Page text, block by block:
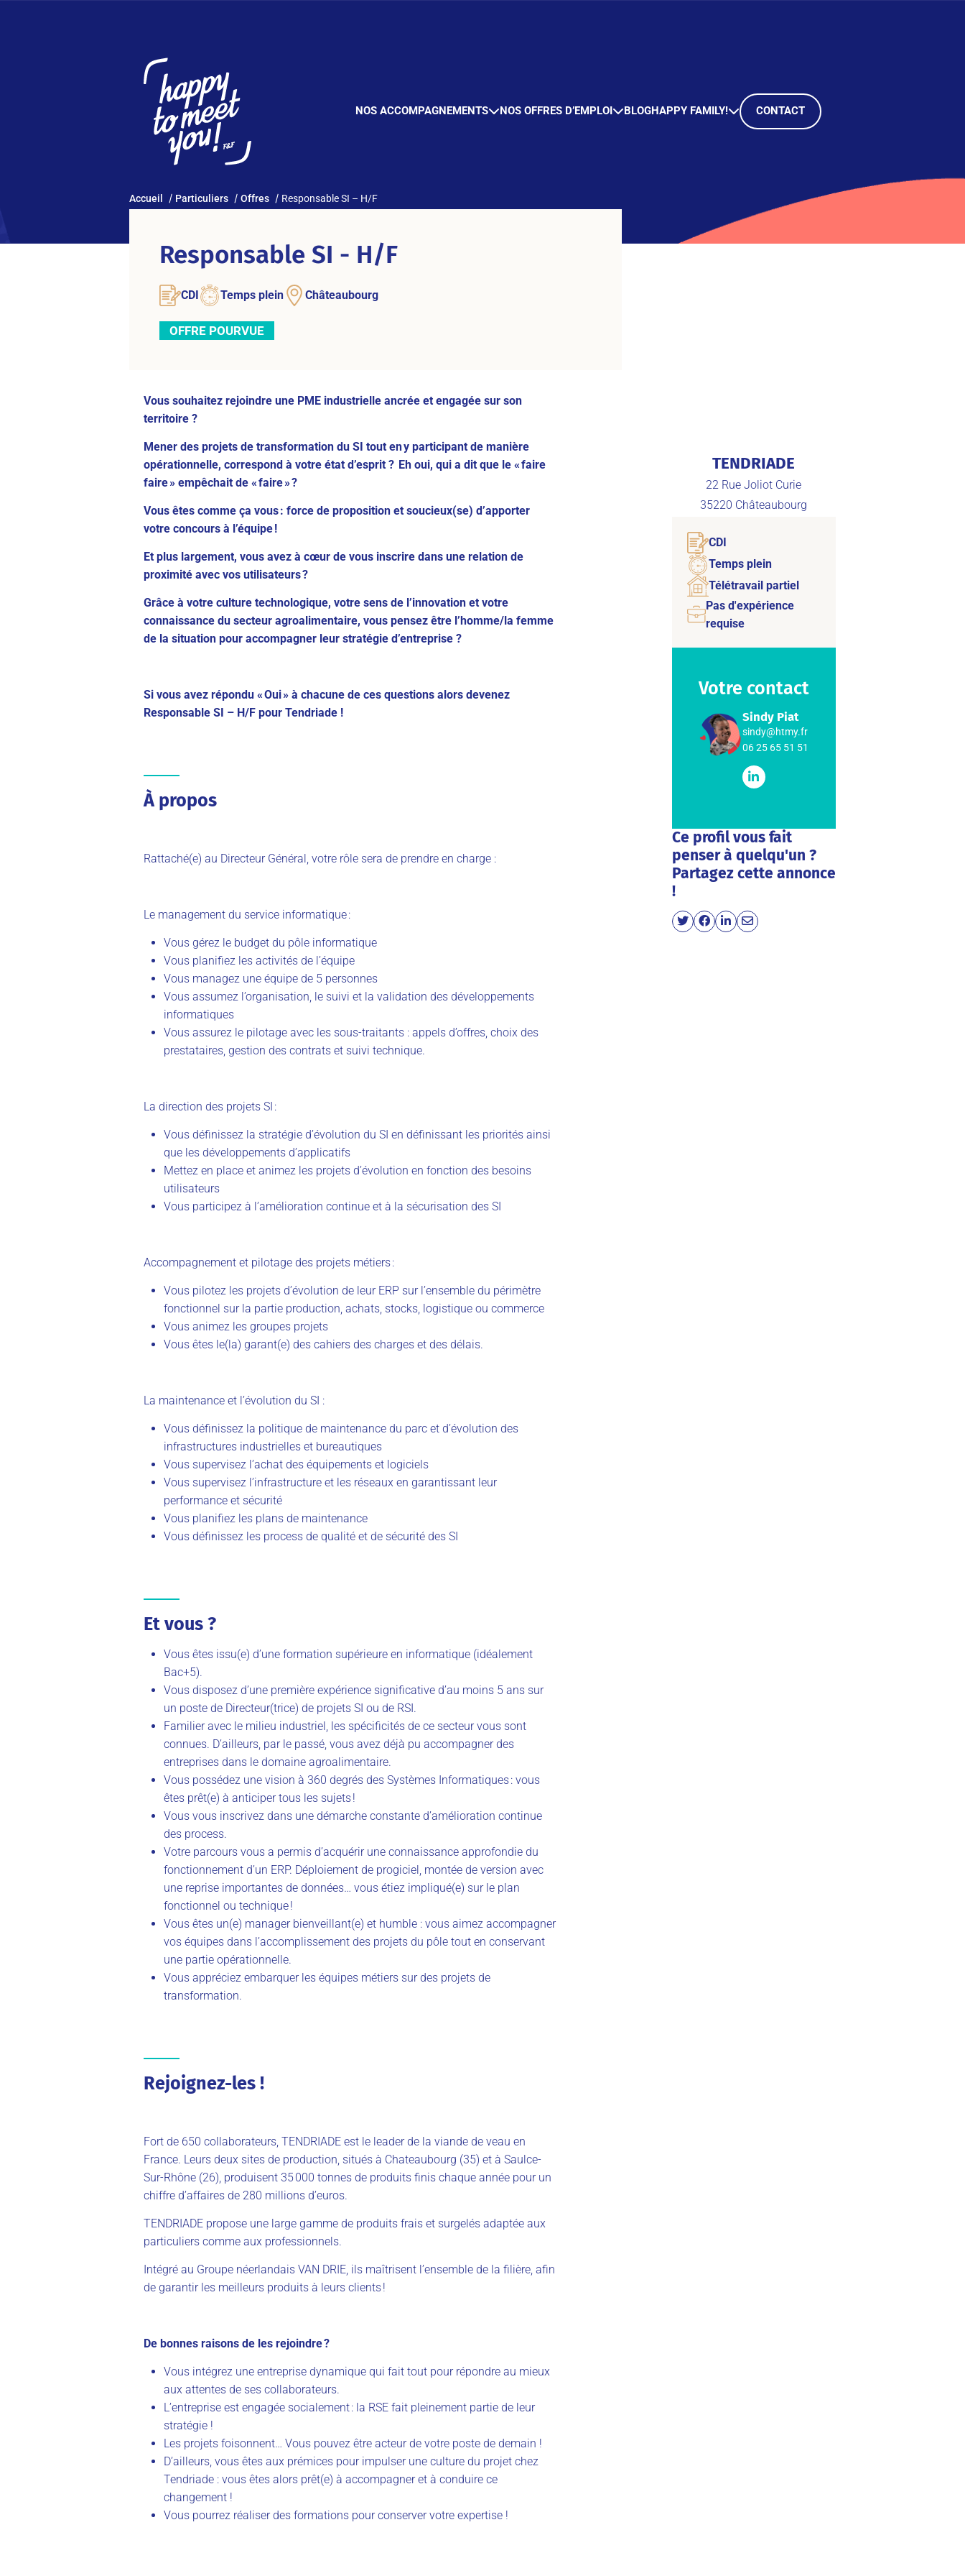
NOS ACCOMPAGNEMENTS NOS OFFRES D’EMPLOI BLOGHAPPY FAMILY! CONTACT
Accueil Particuliers Offres Responsable SI – H/F
Responsable SI - H/F
CDI Temps plein Châteaubourg
OFFRE POURVUE
Vous souhaitez rejoindre une PME industrielle ancrée et engagée sur son
territoire ?
Mener des projets de transformation du SI tout en y participant de manière
opérationnelle, correspond à votre état d’esprit ? Eh oui, qui a dit que le « faire
faire » empêchait de « faire » ?
Vous êtes comme ça vous : force de proposition et soucieux(se) d’apporter
votre concours à l’équipe !
Et plus largement, vous avez à cœur de vous inscrire dans une relation de
proximité avec vos utilisateurs ?
Grâce à votre culture technologique, votre sens de l’innovation et votre
connaissance du secteur agroalimentaire, vous pensez être l’homme/la femme
de la situation pour accompagner leur stratégie d’entreprise ?
Si vous avez répondu « Oui » à chacune de ces questions alors devenez
Responsable SI – H/F pour Tendriade !
À propos
Rattaché(e) au Directeur Général, votre rôle sera de prendre en charge :
Le management du service informatique :
Vous gérez le budget du pôle informatique
Vous planifiez les activités de l’équipe
Vous managez une équipe de 5 personnes
Vous assumez l’organisation, le suivi et la validation des développements
informatiques
Vous assurez le pilotage avec les sous-traitants : appels d’offres, choix des
prestataires, gestion des contrats et suivi technique.
La direction des projets SI :
Vous définissez la stratégie d’évolution du SI en définissant les priorités ainsi
que les développements d’applicatifs
Mettez en place et animez les projets d’évolution en fonction des besoins
utilisateurs
Vous participez à l’amélioration continue et à la sécurisation des SI
Accompagnement et pilotage des projets métiers :
Vous pilotez les projets d’évolution de leur ERP sur l’ensemble du périmètre
fonctionnel sur la partie production, achats, stocks, logistique ou commerce
Vous animez les groupes projets
Vous êtes le(la) garant(e) des cahiers des charges et des délais.
La maintenance et l’évolution du SI :
Vous définissez la politique de maintenance du parc et d’évolution des
infrastructures industrielles et bureautiques
Vous supervisez l’achat des équipements et logiciels
Vous supervisez l’infrastructure et les réseaux en garantissant leur
performance et sécurité
Vous planifiez les plans de maintenance
Vous définissez les process de qualité et de sécurité des SI
Et vous ?
Vous êtes issu(e) d’une formation supérieure en informatique (idéalement
Bac+5).
Vous disposez d’une première expérience significative d’au moins 5 ans sur
un poste de Directeur(trice) de projets SI ou de RSI.
Familier avec le milieu industriel, les spécificités de ce secteur vous sont
connues. D’ailleurs, par le passé, vous avez déjà pu accompagner des
entreprises dans le domaine agroalimentaire.
Vous possédez une vision à 360 degrés des Systèmes Informatiques : vous
êtes prêt(e) à anticiper tous les sujets !
Vous vous inscrivez dans une démarche constante d’amélioration continue
des process.
Votre parcours vous a permis d’acquérir une connaissance approfondie du
fonctionnement d’un ERP. Déploiement de progiciel, montée de version avec
une reprise importantes de données… vous étiez impliqué(e) sur le plan
fonctionnel ou technique !
Vous êtes un(e) manager bienveillant(e) et humble : vous aimez accompagner
vos équipes dans l’accomplissement des projets du pôle tout en conservant
une partie opérationnelle.
Vous appréciez embarquer les équipes métiers sur des projets de
transformation.
Rejoignez-les !
Fort de 650 collaborateurs, TENDRIADE est le leader de la viande de veau en
France. Leurs deux sites de production, situés à Chateaubourg (35) et à Saulce-
Sur-Rhône (26), produisent 35 000 tonnes de produits finis chaque année pour un
chiffre d’affaires de 280 millions d’euros.
TENDRIADE propose une large gamme de produits frais et surgelés adaptée aux
particuliers comme aux professionnels.
Intégré au Groupe néerlandais VAN DRIE, ils maîtrisent l’ensemble de la filière, afin
de garantir les meilleurs produits à leurs clients !
De bonnes raisons de les rejoindre ?
Vous intégrez une entreprise dynamique qui fait tout pour répondre au mieux
aux attentes de ses collaborateurs.
L’entreprise est engagée socialement : la RSE fait pleinement partie de leur
stratégie !
Les projets foisonnent… Vous pouvez être acteur de votre poste de demain !
D’ailleurs, vous êtes aux prémices pour impulser une culture du projet chez
Tendriade : vous êtes alors prêt(e) à accompagner et à conduire ce
changement !
Vous pourrez réaliser des formations pour conserver votre expertise !
TENDRIADE
22 Rue Joliot Curie
35220 Châteaubourg
CDI
Temps plein
Télétravail partiel
Pas d'expérience
requise
Votre contact
Sindy Piat
sindy@htmy.fr
06 25 65 51 51
Ce profil vous fait
penser à quelqu'un ?
Partagez cette annonce
!